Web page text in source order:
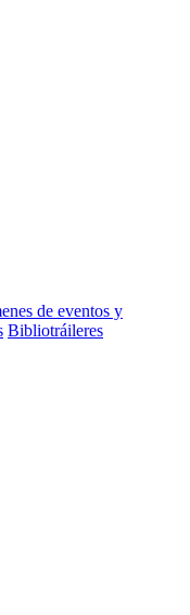
de eventos y
Bibliotráileres